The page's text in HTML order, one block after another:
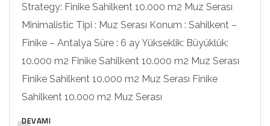
Strategy: Finike Sahilkent 10.000 m2 Muz Serası
Minimalistic Tipi : Muz Serası Konum : Sahilkent –
Finike – Antalya Süre : 6 ay Yükseklik: Büyüklük:
10.000 m2 Finike Sahilkent 10.000 m2 Muz Serası
Finike Sahilkent 10.000 m2 Muz Serası Finike
Sahilkent 10.000 m2 Muz Serası
DEVAMI